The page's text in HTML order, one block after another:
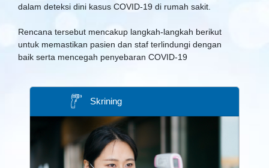
dalam deteksi dini kasus COVID-19 di rumah sakit.
Rencana tersebut mencakup langkah-langkah berikut
untuk memastikan pasien dan staf terlindungi dengan
baik serta mencegah penyebaran COVID-19
Skrining